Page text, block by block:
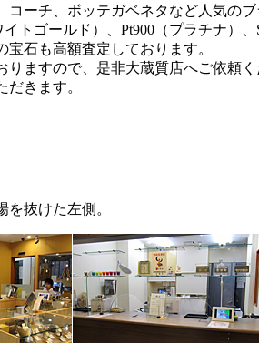
ーチ、ボッテガベネタなど人気のブ
トゴールド）、Pt900（プラチナ）
石も高額査定しております。
ますので、是非大蔵質店へご依頼く
きます。
抜けた左側。